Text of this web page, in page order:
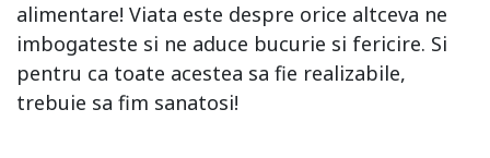
alimentare! Viata este despre orice altceva ne
imbogateste si ne aduce bucurie si fericire. Si
pentru ca toate acestea sa fie realizabile,
trebuie sa fim sanatosi!